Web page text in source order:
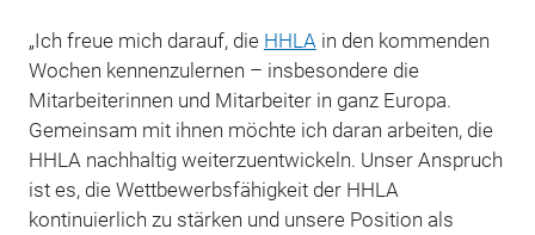
„Ich freue mich darauf, die HHLA in den kommenden
Wochen kennenzulernen – insbesondere die
Mitarbeiterinnen und Mitarbeiter in ganz Europa.
Gemeinsam mit ihnen möchte ich daran arbeiten, die
HHLA nachhaltig weiterzuentwickeln. Unser Anspruch
ist es, die Wettbewerbsfähigkeit der HHLA
kontinuierlich zu stärken und unsere Position als